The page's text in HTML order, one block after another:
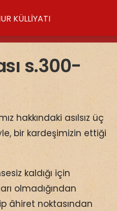
s.300-
hakkındaki asılsız üç
bir kardeşimizin ettiği
kaldığı için
olmadığından
âhiret noktasından
KÜLLİYATI